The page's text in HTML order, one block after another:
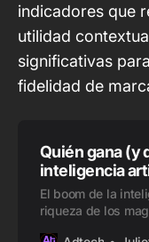
indicadores que
utilidad
significativas
fidelidad de
Quién gana (y
inteligencia
El boom de la
riqueza de los